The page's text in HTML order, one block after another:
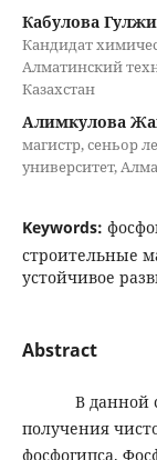
Кабулова
Кандидат
Алматинский
Казахстан
Алимкулова
магистр, сеньор
университет,
Keywords:
строительные
устойчивое
Abstract
В данной
получения
фосфогипса.